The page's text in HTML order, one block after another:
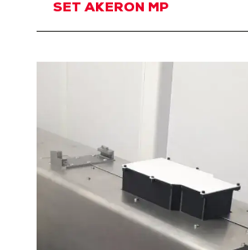
SET AKERON MP